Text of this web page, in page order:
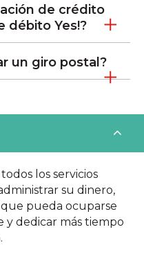
de crédito
débito Yes!?
un giro postal?
los servicios
su dinero,
pueda ocuparse
y dedicar más tiempo